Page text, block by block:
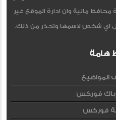
محافظ مالية وان ادارة الموقع غير
اي شخص لاسمها وتحذر من ذلك.
هامة
المواضيع
باك فوركس
فوركس